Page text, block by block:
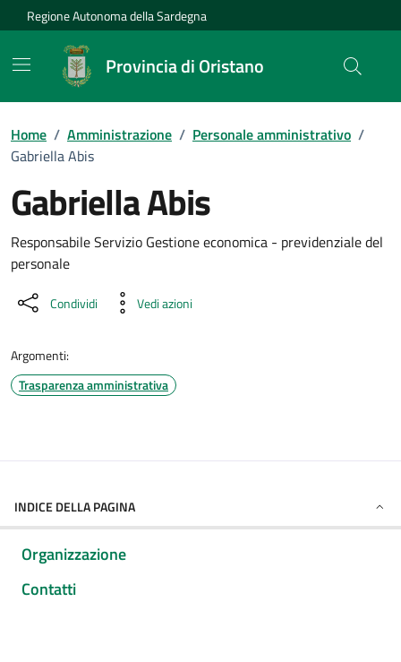
Vai ai contenuti
Vai al Footer
Regione Autonoma della Sardegna
Provincia di Oristano
Home / Amministrazione / Personale amministrativo /
Gabriella Abis
Gabriella Abis
Dettaglio della persona
Responsabile Servizio Gestione economica - previdenziale del
personale
Condividi Vedi azioni
Argomenti:
Trasparenza amministrativa
INDICE DELLA PAGINA
Organizzazione
Contatti